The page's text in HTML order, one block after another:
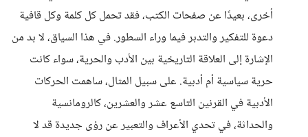
أخرى، بعيدًا عن صفحات الكتب، فقد تحمل كل كلمة وكل قافية
دعوة للتفكير والتدبر فيما وراء السطور. في هذا السياق، لا بد من
الإشارة إلى العلاقة التاريخية بين الأدب والحرية، سواء كانت
حرية سياسية أم أدبية. على سبيل المثال، ساهمت الحركات
الأدبية في القرنين التاسع عشر والعشرين، كالرومانسية
والحداثة، في تحدي الأعراف والتعبير عن رؤى جديدة قد لا